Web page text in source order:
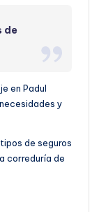
de
en Padul
y
de seguros
correduría de